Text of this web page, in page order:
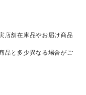
店舗在庫品やお届け商品
品と多少異なる場合がご